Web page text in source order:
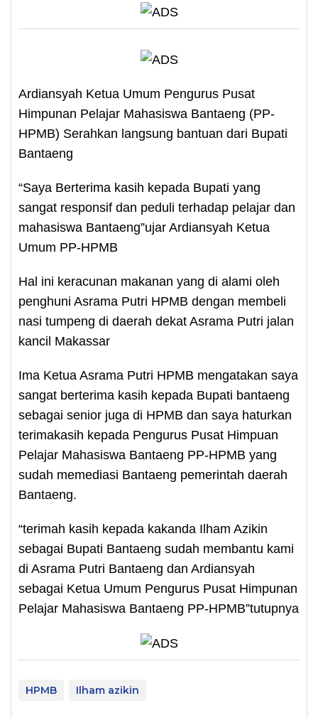
Ardiansyah Ketua Umum Pengurus Pusat
Himpunan Pelajar Mahasiswa Bantaeng (PP-
HPMB) Serahkan langsung bantuan dari Bupati
Bantaeng
“Saya Berterima kasih kepada Bupati yang
sangat responsif dan peduli terhadap pelajar dan
mahasiswa Bantaeng”ujar Ardiansyah Ketua
Umum PP-HPMB
Hal ini keracunan makanan yang di alami oleh
penghuni Asrama Putri HPMB dengan membeli
nasi tumpeng di daerah dekat Asrama Putri jalan
kancil Makassar
Ima Ketua Asrama Putri HPMB mengatakan saya
sangat berterima kasih kepada Bupati bantaeng
sebagai senior juga di HPMB dan saya haturkan
terimakasih kepada Pengurus Pusat Himpuan
Pelajar Mahasiswa Bantaeng PP-HPMB yang
sudah memediasi Bantaeng pemerintah daerah
Bantaeng.
“terimah kasih kepada kakanda Ilham Azikin
sebagai Bupati Bantaeng sudah membantu kami
di Asrama Putri Bantaeng dan Ardiansyah
sebagai Ketua Umum Pengurus Pusat Himpunan
Pelajar Mahasiswa Bantaeng PP-HPMB”tutupnya
HPMB Ilham azikin